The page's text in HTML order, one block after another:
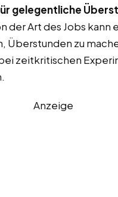
gelegentliche
der Art des Jobs kann
Überstunden zu
zeitkritischen
Anzeige